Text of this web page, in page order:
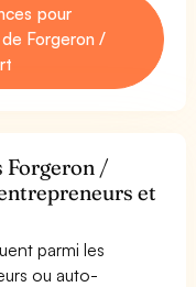
pour
Forgeron /
Forgeron /
et
parmi les
ou auto-